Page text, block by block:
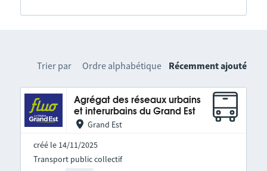
Trier par Ordre alphabétique Récemment ajouté
Agrégat des réseaux urbains
et interurbains du Grand Est
Grand Est
créé le 14/11/2025
Transport public collectif